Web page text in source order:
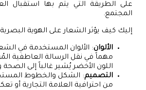
على الطريقة التي يتم بها استقبال
المجتمع.
إليك كيف يؤثر الشعار على الهوية
الألوان: الألوان المستخدمة في
مهماً في نقل الرسالة العاطفية
اللون الأخضر يُشير غالباً إلى الصحة
التصميم: الشكل والخطوط
من احترافية العلامة التجارية أو